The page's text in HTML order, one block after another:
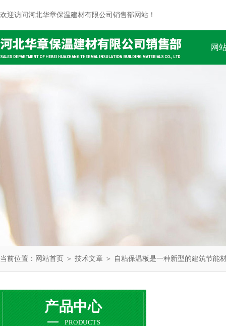
欢迎访问河北华章保温建材有限公司销售部网站！
网
当前位置： 网站首页 ＞ 技术文章 ＞ 自粘保温板是一种新型的建筑节能
产品中心
PRODUCTS